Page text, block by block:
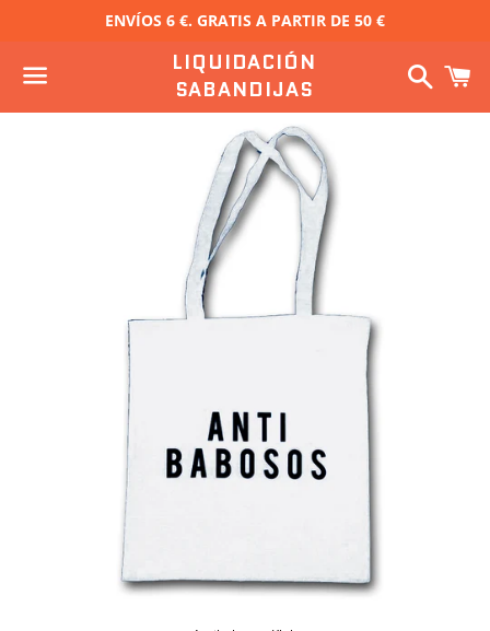
ENVÍOS 6 €. GRATIS A PARTIR DE 50 €
Menú
LIQUIDACIÓN
SABANDIJAS